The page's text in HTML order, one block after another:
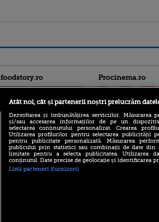
foodstory.ro
(P) Descoperă Lumea
Evenimentelor din România
cu Transilvania Events!
Procinema.ro
Emoții intense
Sebastian Stan!
Atât noi, cât și partenerii noștri prelucrăm
Dezvoltarea și îmbunătățirea serviciilor. Măsurarea
și/sau accesarea informațiilor de pe un
selectarea conținutului personalizat. Crearea
Utilizarea profilurilor pentru selectarea publicității
pentru publicitate personalizată. Măsurarea
publicului prin statistici sau combinații de date din
limitate pentru a selecta publicitatea. Utilizarea
conținutul. Date precise de geolocație și identificarea
Listă parteneri (furnizori)